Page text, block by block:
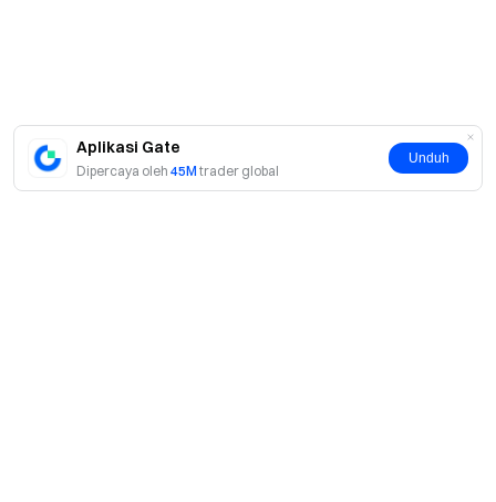
Aplikasi Gate
Dipercaya oleh 45M trader global
Unduh